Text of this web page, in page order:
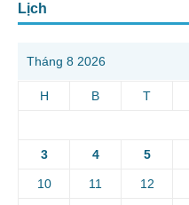
Lịch
Tháng 8 2026
H B T
3 4 5
10 11 12